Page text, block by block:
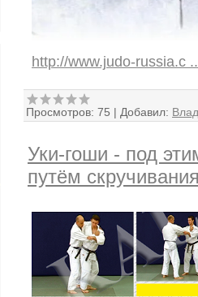
http://www.judo-russia.c
Просмотров: 75 | Добавил:
Уки-гоши - под
путём